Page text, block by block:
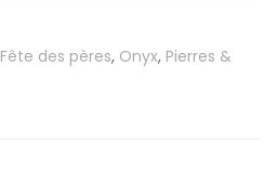
Fête des pères, Onyx, Pierres &